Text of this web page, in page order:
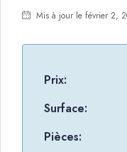
Mis à jour le février 2,
Prix:
Surface:
Pièces: